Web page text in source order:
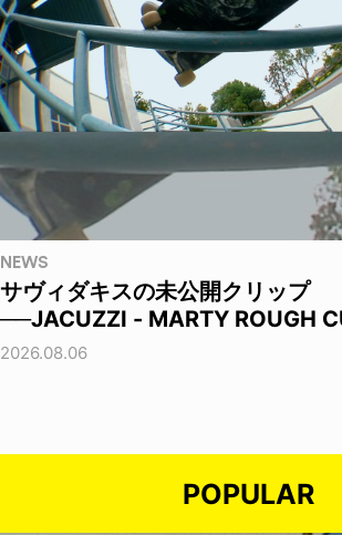
NEWS
サヴィダキスの未公開クリップ
──JACUZZI - MARTY ROUGH
2026.08.06
POPULAR